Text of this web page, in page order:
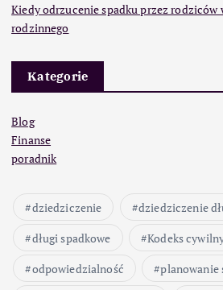
Kiedy odrzucenie spadku przez rodziców
rodzinnego
Kategorie
Blog
Finanse
poradnik
dziedziczenie dziedziczenie
długi spadkowe
Kodeks
odpowiedzialność
planowanie